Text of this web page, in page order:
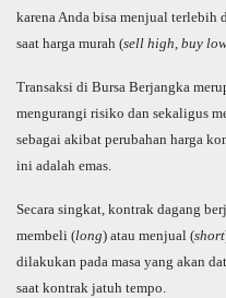
karena Anda bisa menjual terlebih
saat harga murah (sell high, buy
Transaksi di Bursa Berjangka
mengurangi risiko dan sekaligus
sebagai akibat perubahan harga
ini adalah emas.
Secara singkat, kontrak dagang
membeli (long) atau menjual (short
dilakukan pada masa yang akan
saat kontrak jatuh tempo.